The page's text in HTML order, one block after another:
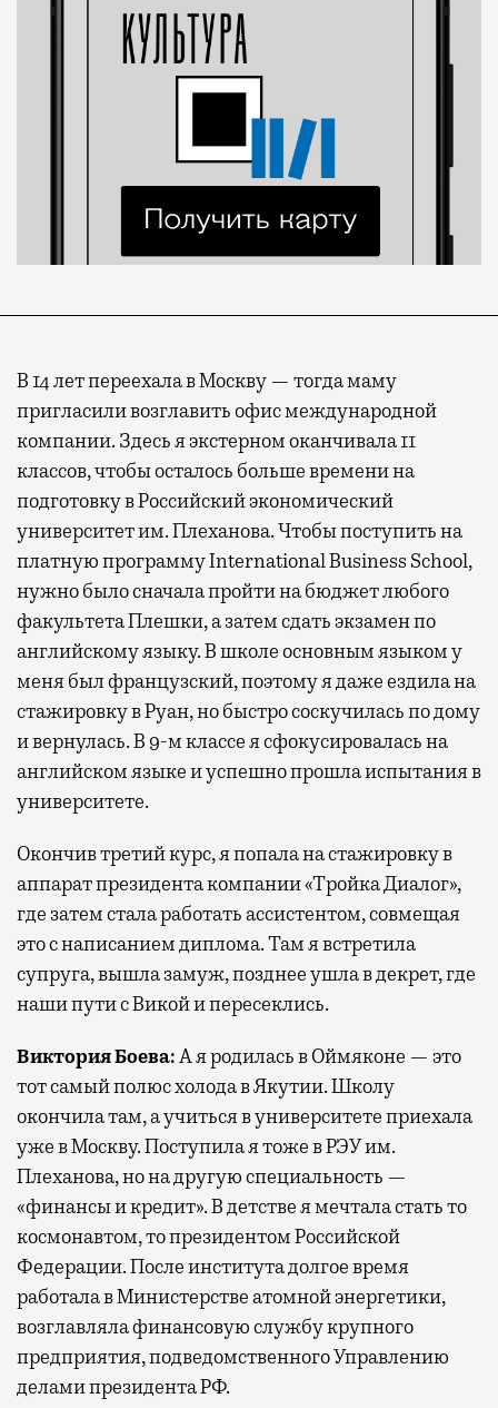
В 14 лет переехала в Москву — тогда маму
пригласили возглавить офис международной
компании. Здесь я экстерном оканчивала 11
классов, чтобы осталось больше времени на
подготовку в Российский экономический
университет им. Плеханова. Чтобы поступить на
платную программу International Business School,
нужно было сначала пройти на бюджет любого
факультета Плешки, а затем сдать экзамен по
английскому языку. В школе основным языком у
меня был французский, поэтому я даже ездила на
стажировку в Руан, но быстро соскучилась по дому
и вернулась. В 9-м классе я сфокусировалась на
английском языке и успешно прошла испытания в
университете.
Окончив третий курс, я попала на стажировку в
аппарат президента компании «Тройка Диалог»,
где затем стала работать ассистентом, совмещая
это с написанием диплома. Там я встретила
супруга, вышла замуж, позднее ушла в декрет, где
наши пути с Викой и пересеклись.
Виктория Боева:А я родилась в Оймяконе — это
тот самый полюс холода в Якутии. Школу
окончила там, а учиться в университете приехала
уже в Москву. Поступила я тоже в РЭУ им.
Плеханова, но на другую специальность —
«финансы и кредит». В детстве я мечтала стать то
космонавтом, то президентом Российской
Федерации. После института долгое время
работала в Министерстве атомной энергетики,
возглавляла финансовую службу крупного
предприятия, подведомственного Управлению
делами президента РФ.